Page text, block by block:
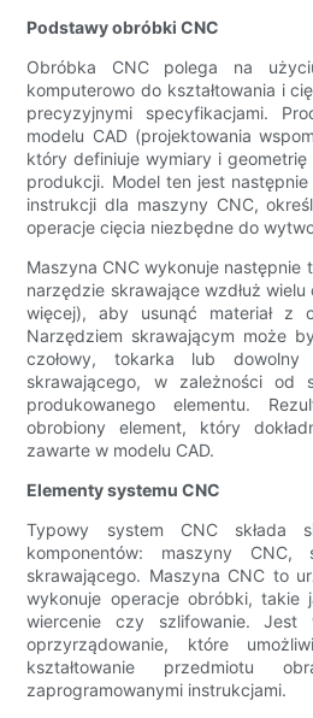
Podstawy obróbki CNC
Obróbka CNC polega na
komputerowo do kształtowania i
precyzyjnymi specyfikacjami.
modelu CAD (projektowania
który definiuje wymiary i
produkcji. Model ten jest
instrukcji dla maszyny CNC,
operacje cięcia niezbędne do
Maszyna CNC wykonuje następnie
narzędzie skrawające wzdłuż
więcej), aby usunąć materiał z
Narzędziem skrawającym może
czołowy, tokarka lub
skrawającego, w zależności od
produkowanego elementu.
obrobiony element, który
zawarte w modelu CAD.
Elementy systemu CNC
Typowy system CNC składa
komponentów: maszyny CNC,
skrawającego. Maszyna CNC to
wykonuje operacje obróbki, takie
wiercenie czy szlifowanie.
oprzyrządowanie, które
kształtowanie przedmiotu
zaprogramowanymi instrukcjami.